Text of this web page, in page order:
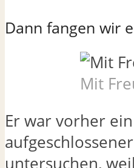
Dann fangen wir
Mit
Er war vorher
untersuchen,